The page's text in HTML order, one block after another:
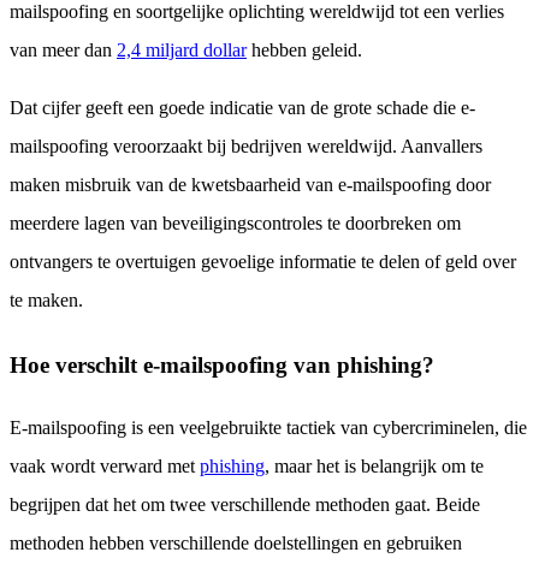
mailspoofing en soortgelijke oplichting wereldwijd tot een verlies
van meer dan 2,4 miljard dollarhebben geleid.
Dat cijfer geeft een goede indicatie van de grote schade die e-
mailspoofing veroorzaakt bij bedrijven wereldwijd. Aanvallers
maken misbruik van de kwetsbaarheid van e-mailspoofing door
meerdere lagen van beveiligingscontroles te doorbreken om
ontvangers te overtuigen gevoelige informatie te delen of geld over
te maken.
Hoe verschilt e-mailspoofing van phishing?
E-mailspoofing is een veelgebruikte tactiek van cybercriminelen, die
vaak wordt verward metphishing, maar het is belangrijk om te
begrijpen dat het om twee verschillende methoden gaat. Beide
methoden hebben verschillende doelstellingen en gebruiken